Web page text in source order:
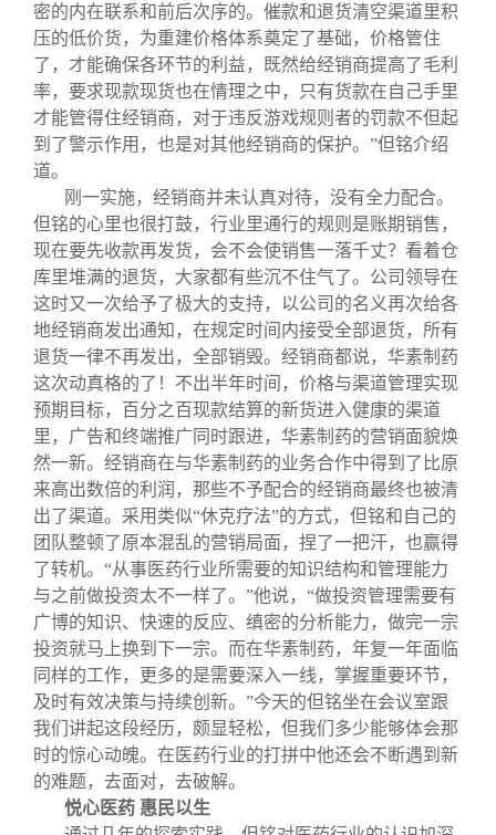
密的内在联系和前后次序的。催款和退货清空渠道里积
压的低价货，为重建价格体系奠定了基础，价格管住
了，才能确保各环节的利益，既然给经销商提高了毛利
率，要求现款现货也在情理之中，只有货款在自己手里
才能管得住经销商，对于违反游戏规则者的罚款不但起
到了警示作用，也是对其他经销商的保护。”但铭介绍
道。
刚一实施，经销商并未认真对待，没有全力配合。
但铭的心里也很打鼓，行业里通行的规则是账期销售，
现在要先收款再发货，会不会使销售一落千丈？看着仓
库里堆满的退货，大家都有些沉不住气了。公司领导在
这时又一次给予了极大的支持，以公司的名义再次给各
地经销商发出通知，在规定时间内接受全部退货，所有
退货一律不再发出，全部销毁。经销商都说，华素制药
这次动真格的了！不出半年时间，价格与渠道管理实现
预期目标，百分之百现款结算的新货进入健康的渠道
里，广告和终端推广同时跟进，华素制药的营销面貌焕
然一新。经销商在与华素制药的业务合作中得到了比原
来高出数倍的利润，那些不予配合的经销商最终也被清
出了渠道。采用类似“休克疗法”的方式，但铭和自己的
团队整顿了原本混乱的营销局面，捏了一把汗，也赢得
了转机。“从事医药行业所需要的知识结构和管理能力
与之前做投资太不一样了。”他说，“做投资管理需要有
广博的知识、快速的反应、缜密的分析能力，做完一宗
投资就马上换到下一宗。而在华素制药，年复一年面临
同样的工作，更多的是需要深入一线，掌握重要环节，
及时有效决策与持续创新。”今天的但铭坐在会议室跟
我们讲起这段经历，颇显轻松，但我们多少能够体会那
时的惊心动魄。在医药行业的打拼中他还会不断遇到新
的难题，去面对，去破解。
悦心医药 惠民以生